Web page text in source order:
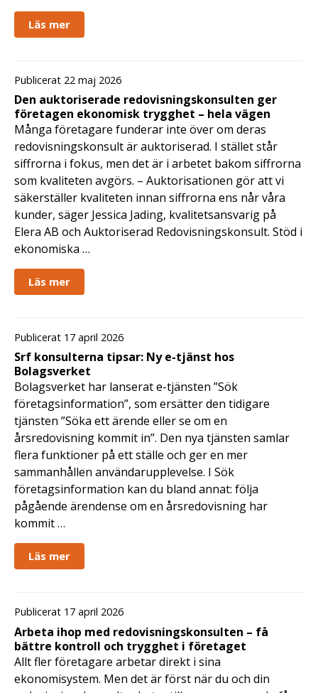
Läs mer
Publicerat 22 maj 2026
Den auktoriserade redovisningskonsulten ger
företagen ekonomisk trygghet – hela vägen
Många företagare funderar inte över om deras
redovisningskonsult är auktoriserad. I stället står
siffrorna i fokus, men det är i arbetet bakom siffrorna
som kvaliteten avgörs. – Auktorisationen gör att vi
säkerställer kvaliteten innan siffrorna ens når våra
kunder, säger Jessica Jading, kvalitetsansvarig på
Elera AB och Auktoriserad Redovisningskonsult. Stöd i
ekonomiska …
Läs mer
Publicerat 17 april 2026
Srf konsulterna tipsar: Ny e-tjänst hos
Bolagsverket
Bolagsverket har lanserat e-tjänsten ”Sök
företagsinformation”, som ersätter den tidigare
tjänsten ”Söka ett ärende eller se om en
årsredovisning kommit in”. Den nya tjänsten samlar
flera funktioner på ett ställe och ger en mer
sammanhållen användarupplevelse. I Sök
företagsinformation kan du bland annat: följa
pågående ärendense om en årsredovisning har
kommit …
Läs mer
Publicerat 17 april 2026
Arbeta ihop med redovisningskonsulten – få
bättre kontroll och trygghet i företaget
Allt fler företagare arbetar direkt i sina
ekonomisystem. Men det är först när du och din